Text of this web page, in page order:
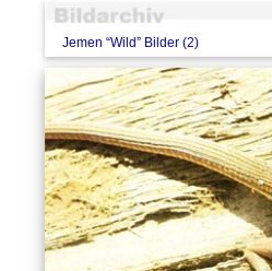
Jemen “Wild” Bilder (2)